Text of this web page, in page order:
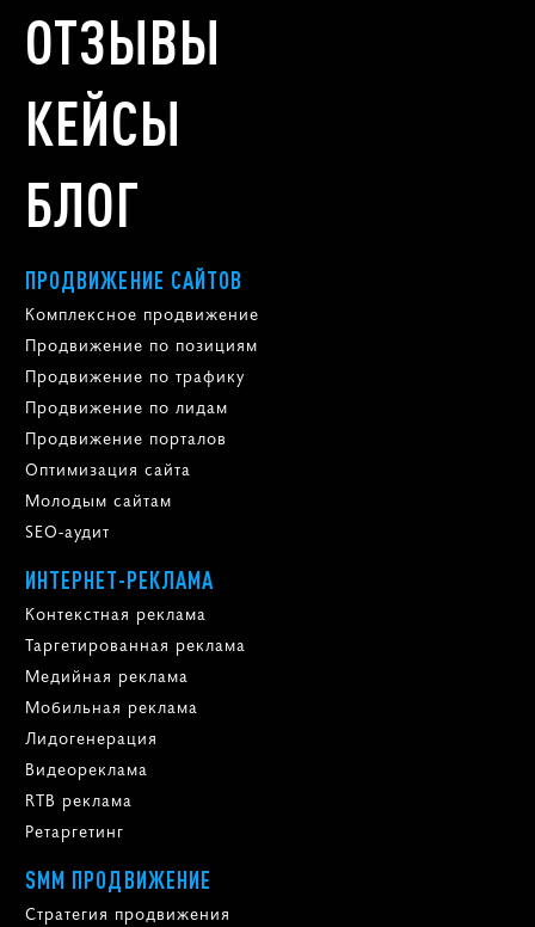
ОТЗЫВЫ
КЕЙСЫ
БЛОГ
ПРОДВИЖЕНИЕ САЙТОВ
Комплексное продвижение
Продвижение по позициям
Продвижение по трафику
Продвижение по лидам
Продвижение порталов
Оптимизация сайта
Молодым сайтам
SEO-аудит
ИНТЕРНЕТ-РЕКЛАМА
Контекстная реклама
Таргетированная реклама
Медийная реклама
Мобильная реклама
Лидогенерация
Видеореклама
RTB реклама
Ретаргетинг
SMM ПРОДВИЖЕНИЕ
Стратегия продвижения